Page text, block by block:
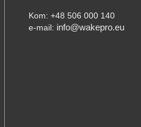
Kom: +48 506 000 140
e-mail: info@wakepro.eu